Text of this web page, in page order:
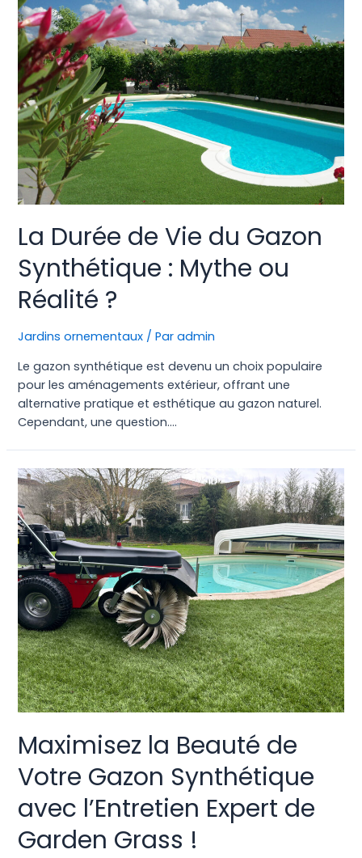
La Durée de Vie du Gazon
Synthétique : Mythe ou
Réalité ?
Jardins ornementaux / Paradmin
Le gazon synthétique est devenu un choix populaire
pour les aménagements extérieur, offrant une
alternative pratique et esthétique au gazon naturel.
Cependant, une question….
Maximisez la Beauté de
Votre Gazon Synthétique
avec l’Entretien Expert de
Garden Grass !